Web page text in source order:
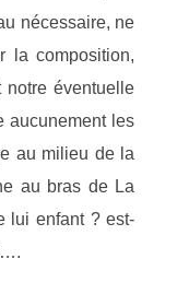
nécessaire, ne
la composition,
notre éventuelle
aucunement les
au milieu de la
au bras de La
lui enfant ? est-